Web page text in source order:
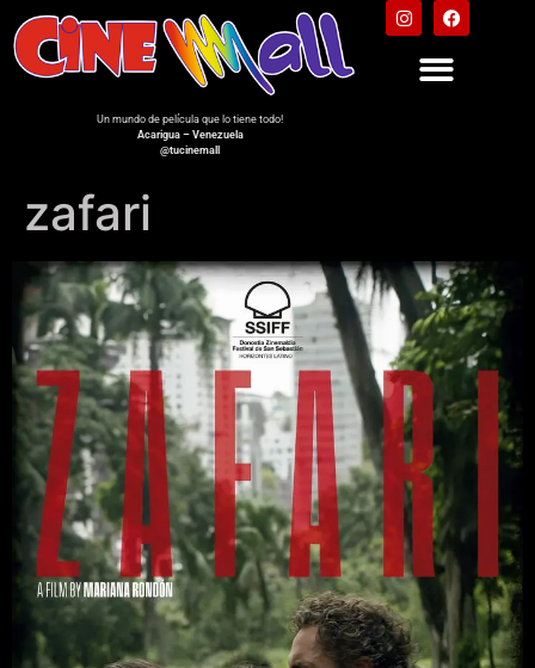
Un mundo de película que lo tiene todo!
Acarigua – Venezuela
@tucinemall
zafari